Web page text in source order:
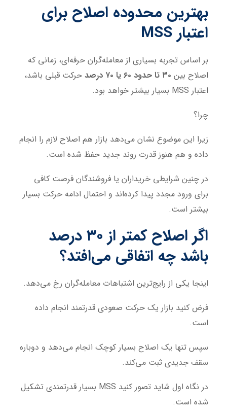
بهترین محدوده اصلاح برای
اعتبار MSS
بر اساس تجربه بسیاری از معامله‌گران حرفه‌ای، زمانی که
اصلاح بین ۳۰ تا حدود ۶۰ یا ۷۰ درصد
حرکت قبلی باشد،
اعتبار MSS بسیار بیشتر خواهد بود.
چرا؟
زیرا این موضوع نشان می‌دهد بازار هم اصلاح لازم را انجام
داده و هم هنوز قدرت روند جدید حفظ شده است.
در چنین شرایطی خریداران یا فروشندگان فرصت کافی
برای ورود مجدد پیدا کرده‌اند و احتمال ادامه حرکت بسیار
بیشتر است.
اگر اصلاح کمتر از ۳۰ درصد
باشد چه اتفاقی می‌افتد؟
اینجا یکی از رایج‌ترین اشتباهات معامله‌گران رخ می‌دهد.
فرض کنید بازار یک حرکت صعودی قدرتمند انجام داده
است.
سپس تنها یک اصلاح بسیار کوچک انجام می‌دهد و دوباره
سقف جدیدی ثبت می‌کند.
در نگاه اول شاید تصور کنید MSS بسیار قدرتمندی تشکیل
شده است.